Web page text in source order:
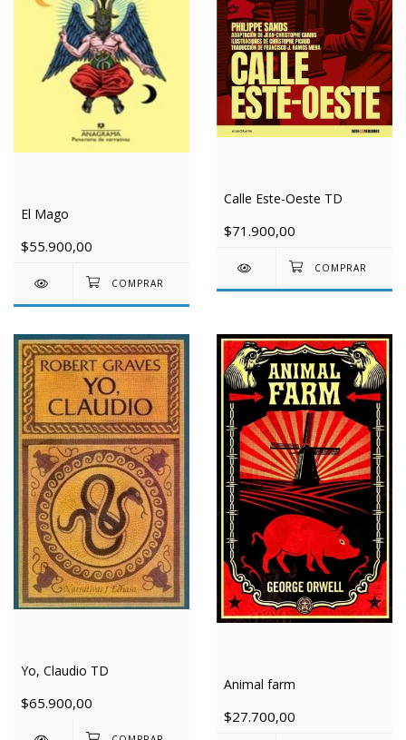
El Mago
$55.900,00
Calle Este-Oeste TD
$71.900,00
Yo, Claudio TD
$65.900,00
Animal farm
$27.700,00